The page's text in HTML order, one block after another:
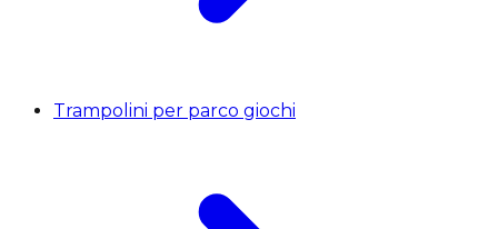
Trampolini per parco giochi